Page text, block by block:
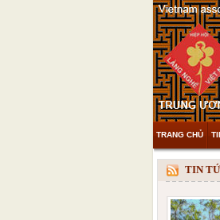
TRANG CHỦ
THAM KHẢO &
TIN